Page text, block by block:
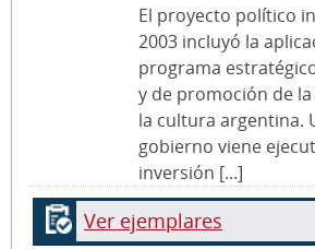
El proyecto político
2003 incluyó la
programa
y de promoción de
la cultura argentina.
gobierno viene
inversión [...]
Ver ejemplares